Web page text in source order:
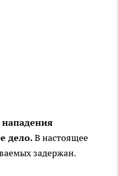
дело.В настоящее
задержан.